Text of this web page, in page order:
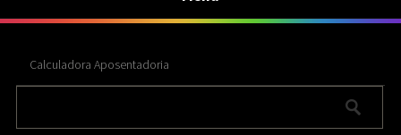
Calculadora Aposentadoria